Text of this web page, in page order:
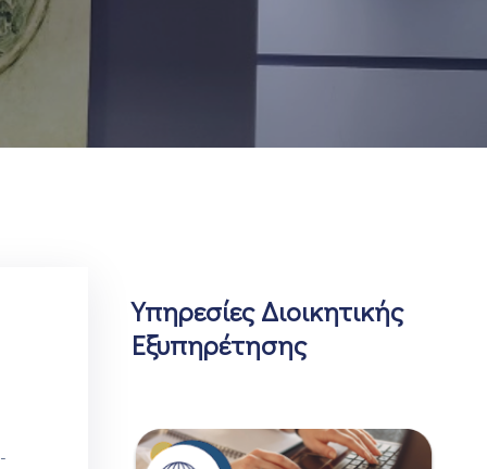
Υπηρεσίες Διοικητικής
Εξυπηρέτησης